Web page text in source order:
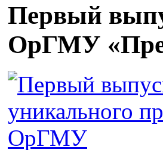
Первый
ОрГМУ